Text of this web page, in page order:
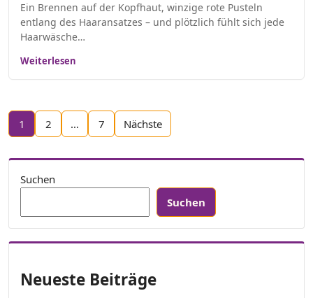
Ein Brennen auf der Kopfhaut, winzige rote Pusteln
entlang des Haaransatzes – und plötzlich fühlt sich jede
Haarwäsche…
Weiterlesen
Seitennummerierung der Beiträge
1 2 … 7 Nächste
Suchen
Suchen
Neueste Beiträge